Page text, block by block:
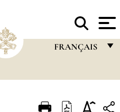
FRANÇAIS
ITALIANO